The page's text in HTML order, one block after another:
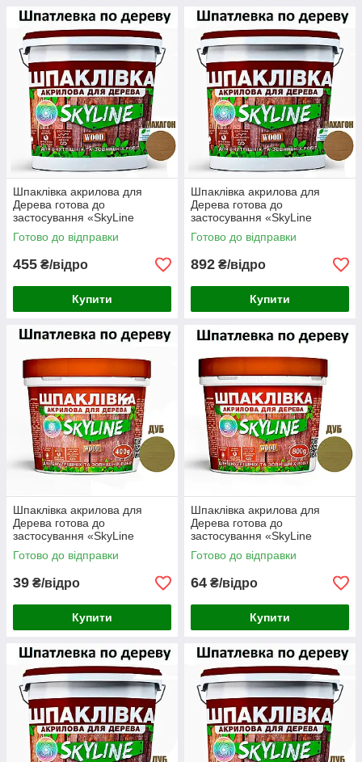
Шпаклівка акрилова для
Дерева готова до
застосування «SkyLine
Wood» Махагон 7 кг
Готово до відправки
455 ₴/відро
Купити
Шпаклівка акрилова для
Дерева готова до
застосування «SkyLine
Wood» Махагон 14 кг
Готово до відправки
892 ₴/відро
Купити
Шпаклівка акрилова для
Дерева готова до
застосування «SkyLine
Wood» Дуб 400 г
Готово до відправки
39 ₴/відро
Купити
Шпаклівка акрилова для
Дерева готова до
застосування «SkyLine
Wood» Дуб 800 г
Готово до відправки
64 ₴/відро
Купити